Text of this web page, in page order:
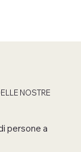
NOSTRE
persone a